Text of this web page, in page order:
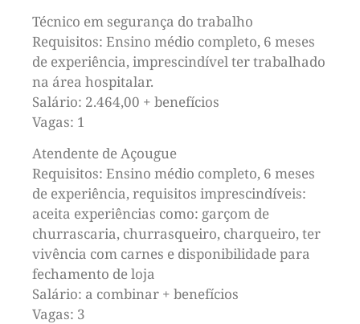
Técnico em segurança do trabalho
Requisitos: Ensino médio completo, 6 meses
de experiência, imprescindível ter trabalhado
na área hospitalar.
Salário: 2.464,00 + benefícios
Vagas: 1
Atendente de Açougue
Requisitos: Ensino médio completo, 6 meses
de experiência, requisitos imprescindíveis:
aceita experiências como: garçom de
churrascaria, churrasqueiro, charqueiro, ter
vivência com carnes e disponibilidade para
fechamento de loja
Salário: a combinar + benefícios
Vagas: 3